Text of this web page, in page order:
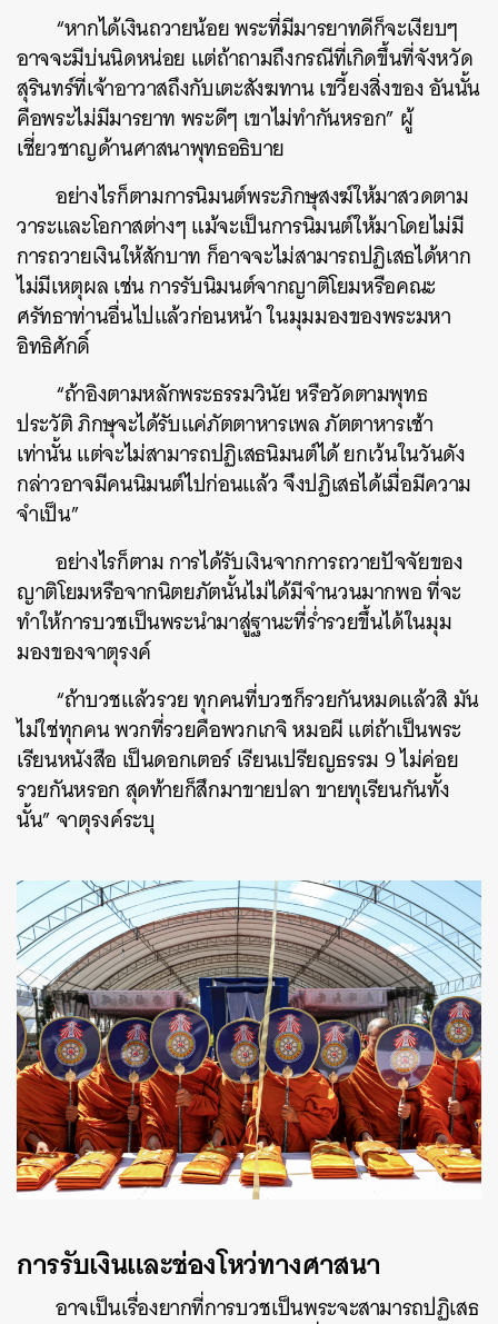
“หากได้เงินถวายน้อย พระที่มีมารยาทดีก็จะเงียบๆ
อาจจะมีบ่นนิดหน่อย แต่ถ้าถามถึงกรณีที่เกิดขึ้นที่จังหวัด
สุรินทร์ที่เจ้าอาวาสถึงกับเตะสังฆทาน เขวี้ยงสิ่งของ อันนั้น
คือพระไม่มีมารยาท พระดีๆ เขาไม่ทำกันหรอก” ผู้
เชี่ยวชาญด้านศาสนาพุทธอธิบาย
อย่างไรก็ตามการนิมนต์พระภิกษุสงฆ์ให้มาสวดตาม
วาระและโอกาสต่างๆ แม้จะเป็นการนิมนต์ให้มาโดยไม่มี
การถวายเงินให้สักบาท ก็อาจจะไม่สามารถปฏิเสธได้หาก
ไม่มีเหตุผล เช่น การรับนิมนต์จากญาติโยมหรือคณะ
ศรัทธาท่านอื่นไปแล้วก่อนหน้า ในมุมมองของพระมหา
อิทธิศักดิ์
“ถ้าอิงตามหลักพระธรรมวินัย หรือวัดตามพุทธ
ประวัติ ภิกษุจะได้รับแค่ภัตตาหารเพล ภัตตาหารเช้า
เท่านั้น แต่จะไม่สามารถปฏิเสธนิมนต์ได้ ยกเว้นในวันดัง
กล่าวอาจมีคนนิมนต์ไปก่อนแล้ว จึงปฏิเสธได้เมื่อมีความ
จำเป็น”
อย่างไรก็ตาม การได้รับเงินจากการถวายปัจจัยของ
ญาติโยมหรือจากนิตยภัตนั้นไม่ได้มีจำนวนมากพอ ที่จะ
ทำให้การบวชเป็นพระนำมาสู่ฐานะที่ร่ำรวยขึ้นได้ในมุม
มองของจาตุรงค์
“ถ้าบวชแล้วรวย ทุกคนที่บวชก็รวยกันหมดแล้วสิ มัน
ไม่ใช่ทุกคน พวกที่รวยคือพวกเกจิ หมอผี แต่ถ้าเป็นพระ
เรียนหนังสือ เป็นดอกเตอร์ เรียนเปรียญธรรม 9 ไม่ค่อย
รวยกันหรอก สุดท้ายก็สึกมาขายปลา ขายทุเรียนกันทั้ง
นั้น” จาตุรงค์ระบุ
การรับเงินและช่องโหว่ทางศาสนา
อาจเป็นเรื่องยากที่การบวชเป็นพระจะสามารถปฏิเสธ